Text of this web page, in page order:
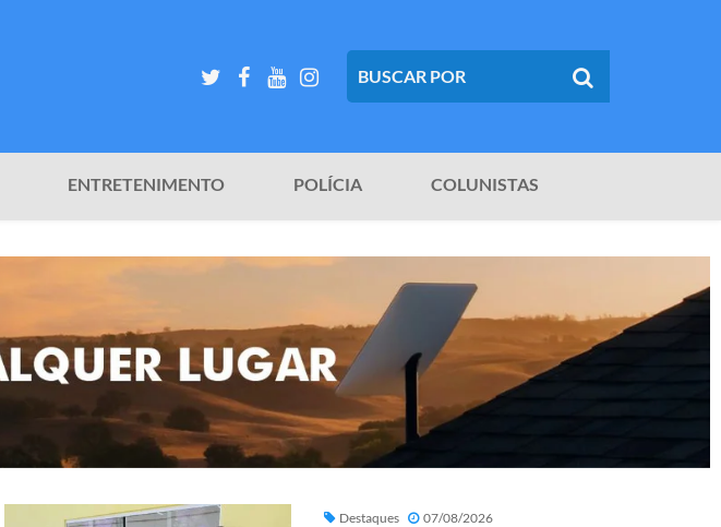
ENTRETENIMENTO POLÍCIA COLUNISTAS
Destaques 07/08/2026